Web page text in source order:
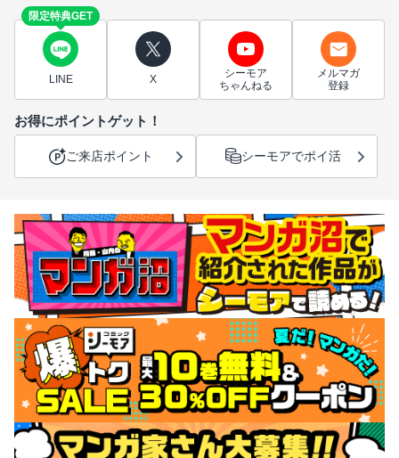
限定特典GET
LINE X
シーモア
ちゃんねる
メルマガ
登録
お得にポイントゲット！
ご来店ポイント シーモアでポイ活